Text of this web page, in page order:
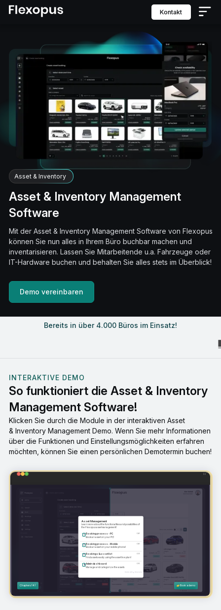
Kontakt
Asset & Inventory
Asset & Inventory Management
Software
Mit der Asset & Inventory Management Software von Flexopus
können Sie nun alles in Ihrem Büro buchbar machen und
inventarisieren. Lassen Sie Mitarbeitende u.a. Fahrzeuge oder
IT-Hardware buchen und behalten Sie alles stets im Überblick!
Demo vereinbaren
Bereits in über 4.000 Büros im Einsatz!
INTERAKTIVE DEMO
So funktioniert die Asset & Inventory
Management Software!
Klicken Sie durch die Module in der interaktiven Asset
& Inventory Management Demo. Wenn Sie mehr Informationen
über die Funktionen und Einstellungsmöglichkeiten erfahren
möchten, können Sie einen persönlichen Demotermin buchen!